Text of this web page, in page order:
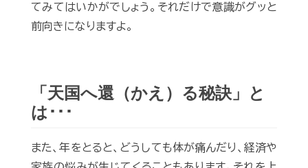
てみてはいかがでしょう。それだけで意識がグッと
前向きになりますよ。
「天国へ還（かえ）る秘訣」と
は･･･
また、年をとると、どうしても体が痛んだり、経済や